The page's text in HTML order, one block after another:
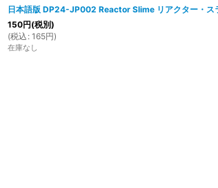
日本語版 DP24-JP002 Reactor Slime リアクター・ス
150円(税別)
(税込 : 165円)
在庫なし